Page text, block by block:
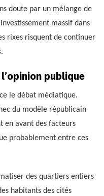
doute par un mélange de
massif dans
rixes risquent de continuer
publique
le débat médiatique.
du modèle républicain
en avant des facteurs
probablement entre ces
des quartiers entiers
habitants des cités